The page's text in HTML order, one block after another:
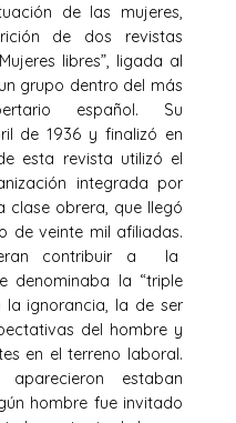
de las mujeres,
de dos revistas
libres”, ligada al
grupo dentro del más
español. Su
de 1936 y finalizó en
esta revista utilizó el
integrada por
clase obrera, que llegó
de veinte mil afiliadas.
contribuir a la
denominaba la “triple
la ignorancia, la de ser
del hombre y
en el terreno laboral.
estaban
hombre fue invitado